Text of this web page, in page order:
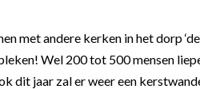
met andere kerken in het dorp
Wel 200 tot 500 mensen
dit jaar zal er weer een